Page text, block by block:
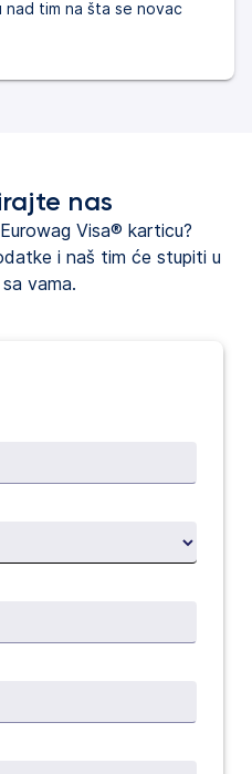
tim na šta se novac
nas
Visa® karticu?
i naš tim će stupiti u
vama.